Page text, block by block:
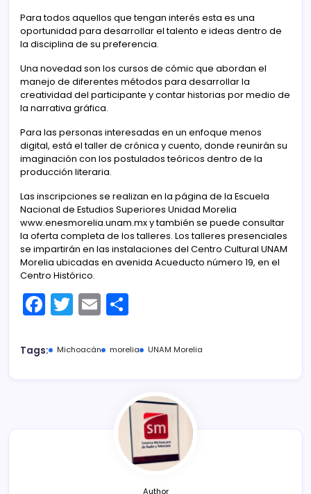
Para todos aquellos que tengan interés esta es una
oportunidad para desarrollar el talento e ideas dentro de
la disciplina de su preferencia.
Una novedad son los cursos de cómic que abordan el
manejo de diferentes métodos para desarrollar la
creatividad del participante y contar historias por medio de
la narrativa gráfica.
Para las personas interesadas en un enfoque menos
digital, está el taller de crónica y cuento, donde reunirán su
imaginación con los postulados teóricos dentro de la
producción literaria.
Las inscripciones se realizan en la página de la Escuela
Nacional de Estudios Superiores Unidad Morelia
www.enesmorelia.unam.mx y también se puede consultar
la oferta completa de los talleres. Los talleres presenciales
se impartirán en las instalaciones del Centro Cultural UNAM
Morelia ubicadas en avenida Acueducto número 19, en el
Centro Histórico.
F
a
c
T
w
itt
E
m
ai m
ar
tir
Tags: Michoacán morelia UNAM Morelia
Author